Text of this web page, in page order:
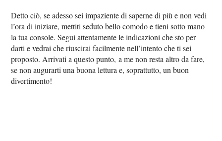
Detto ciò, se adesso sei impaziente di saperne di più e non vedi
l’ora di iniziare, mettiti seduto bello comodo e tieni sotto mano
la tua console. Segui attentamente le indicazioni che sto per
darti e vedrai che riuscirai facilmente nell’intento che ti sei
proposto. Arrivati a questo punto, a me non resta altro da fare,
se non augurarti una buona lettura e, soprattutto, un buon
divertimento!